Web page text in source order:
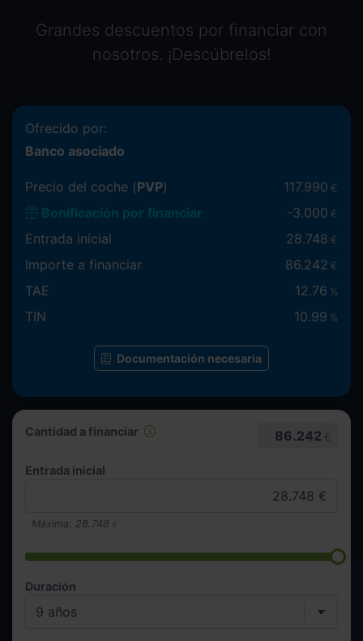
Grandes descuentos por financiar con
nosotros. ¡Descúbrelos!
Cantidad a financiar 86.242 €
Entrada inicial
Máxima: 28.748 €
Duración
Ofrecido por:
Banco asociado
Precio del coche (PVP) 117.990 €
Bonificación por financiar -3.000 €
Entrada inicial 28.748 €
Importe a financiar 86.242 €
TAE 12.76 %
TIN 10.99 %
Documentación necesaria